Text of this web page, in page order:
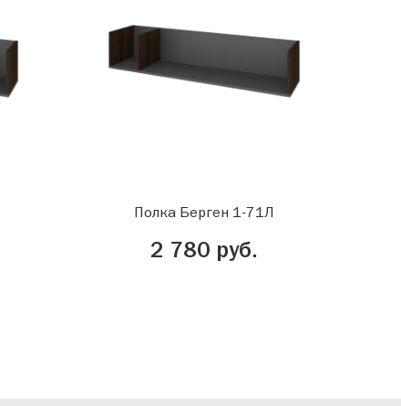
Полка Берген 1-71Л
2 780 руб.